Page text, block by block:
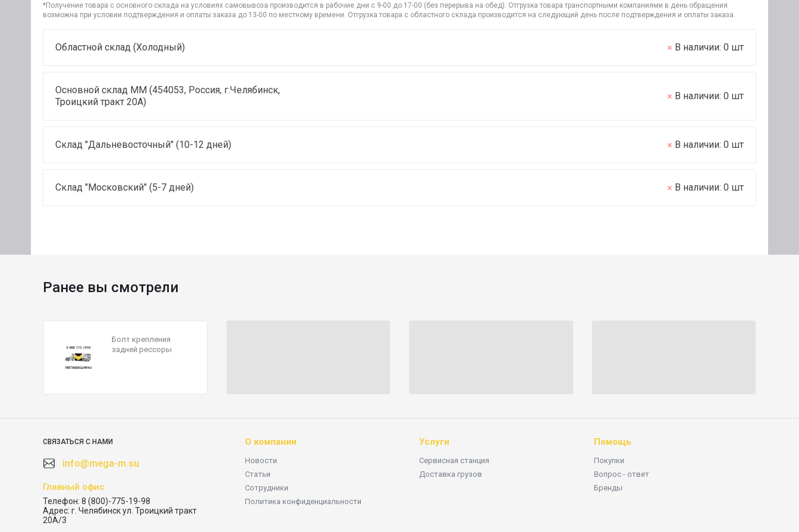
*Получение товара с основного склада на условиях самовывоза производится в рабочие дни с 9-00 до 17-00 (без перерыва на обед). Отгрузка товара транспортными компаниями в день обращения
возможна при условии подтверждения и оплаты заказа до 13-00 по местному времени. Отгрузка товара с областного склада производится на следующий день после подтверждения и оплаты заказа.
Областной склад (Холодный) В наличии: 0 шт
Основной склад ММ (454053, Россия, г.Челябинск,
Троицкий тракт 20А)
В наличии: 0 шт
Склад "Дальневосточный" (10-12 дней) В наличии: 0 шт
Склад "Московский" (5-7 дней) В наличии: 0 шт
Ранее вы смотрели
Болт крепления
задней рессоры
СВЯЗАТЬСЯ С НАМИ
info@mega-m.su
Главный офис
Телефон: 8 (800)-775-19-98
Адрес: г. Челябинск ул. Троицкий тракт
20А/3
О компании
Новости
Статьи
Сотрудники
Политика конфиденциальности
Услуги
Сервисная станция
Доставка грузов
Помощь
Покупки
Вопрос - ответ
Бренды